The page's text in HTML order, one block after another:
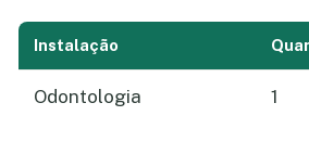
Instalação
Odontologia 1